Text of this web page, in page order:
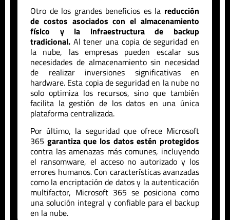
Otro de los grandes beneficios es la reducción
de costos asociados con el almacenamiento
físico y la infraestructura de backup
tradicional. Al tener una copia de seguridad en
la nube, las empresas pueden escalar sus
necesidades de almacenamiento sin necesidad
de realizar inversiones significativas en
hardware. Esta copia de seguridad en la nube no
solo optimiza los recursos, sino que también
facilita la gestión de los datos en una única
plataforma centralizada.
Por último, la seguridad que ofrece Microsoft
365 garantiza que los datos estén protegidos
contra las amenazas más comunes, incluyendo
el ransomware, el acceso no autorizado y los
errores humanos. Con características avanzadas
como la encriptación de datos y la autenticación
multifactor, Microsoft 365 se posiciona como
una solución integral y confiable para el backup
en la nube.